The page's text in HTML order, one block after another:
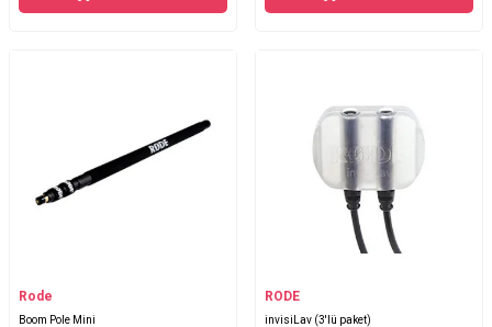
Rode
Boom Pole Mini
RODE
invisiLav (3'lü paket)